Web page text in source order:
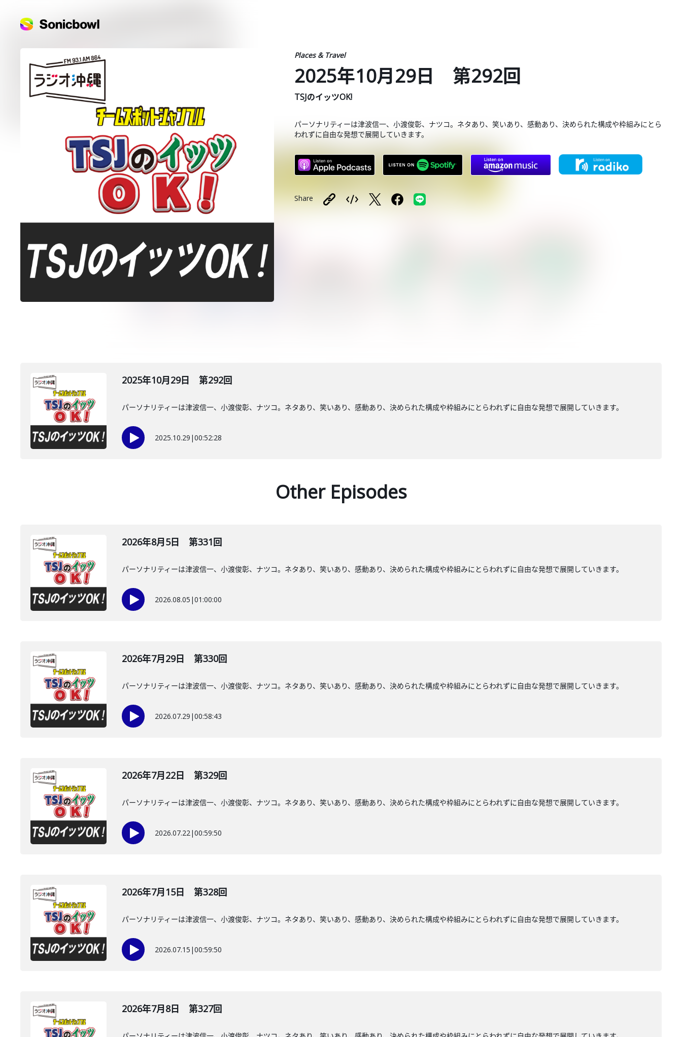
Places & Travel
2025年10月29日 第292回
TSJのイッツOK!
パーソナリティーは津波信一、小渡俊彰、ナツコ。ネタあり、笑いあり、感動あり、決められた構成や枠組みにとら
われずに自由な発想で展開していきます。
Share
2025年10月29日 第292回
パーソナリティーは津波信一、小渡俊彰、ナツコ。ネタあり、笑いあり、感動あり、決められた構成や枠組みにとらわれずに自由な発想で展開していきます。
2025.10.29 |00:52:28
Other Episodes
2026年8月5日 第331回
パーソナリティーは津波信一、小渡俊彰、ナツコ。ネタあり、笑いあり、感動あり、決められた構成や枠組みにとらわれずに自由な発想で展開していきます。
2026.08.05 |01:00:00
2026年7月29日 第330回
パーソナリティーは津波信一、小渡俊彰、ナツコ。ネタあり、笑いあり、感動あり、決められた構成や枠組みにとらわれずに自由な発想で展開していきます。
2026.07.29 |00:58:43
2026年7月22日 第329回
パーソナリティーは津波信一、小渡俊彰、ナツコ。ネタあり、笑いあり、感動あり、決められた構成や枠組みにとらわれずに自由な発想で展開していきます。
2026.07.22|00:59:50
2026年7月15日 第328回
パーソナリティーは津波信一、小渡俊彰、ナツコ。ネタあり、笑いあり、感動あり、決められた構成や枠組みにとらわれずに自由な発想で展開していきます。
2026.07.15 |00:59:50
2026年7月8日 第327回